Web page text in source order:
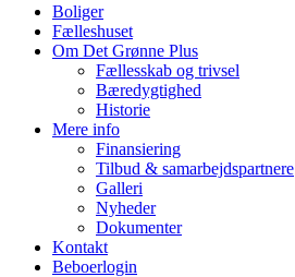
Boliger
Fælleshuset
Om Det Grønne Plus
Fællesskab og trivsel
Bæredygtighed
Historie
Mere info
Finansiering
Tilbud & samarbejdspartnere
Galleri
Nyheder
Dokumenter
Kontakt
Beboerlogin